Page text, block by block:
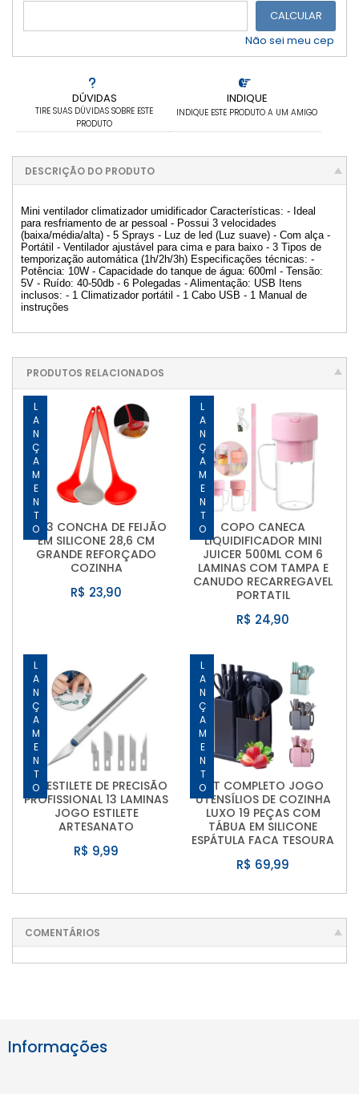
DÚVIDAS
TIRE SUAS DÚVIDAS SOBRE ESTE
PRODUTO
INDIQUE
INDIQUE ESTE PRODUTO A UM AMIGO
CALCULAR
Não sei meu cep
DESCRIÇÃO DO PRODUTO
Mini ventilador climatizador umidificador Características: - Ideal
para resfriamento de ar pessoal - Possui 3 velocidades
(baixa/média/alta) - 5 Sprays - Luz de led (Luz suave) - Com alça -
Portátil - Ventilador ajustável para cima e para baixo - 3 Tipos de
temporização automática (1h/2h/3h) Especificações técnicas: -
Potência: 10W - Capacidade do tanque de água: 600ml - Tensão:
5V - Ruído: 40-50db - 6 Polegadas - Alimentação: USB Itens
inclusos: - 1 Climatizador portátil - 1 Cabo USB - 1 Manual de
instruções
PRODUTOS RELACIONADOS
LANÇAMENTO
KIT 3 CONCHA DE FEIJÃO
EM SILICONE 28,6 CM
GRANDE REFORÇADO
COZINHA
R$ 23,90
LANÇAMENTO
COPO CANECA
LIQUIDIFICADOR MINI
JUICER 500ML COM 6
LAMINAS COM TAMPA E
CANUDO RECARREGAVEL
PORTATIL
R$ 24,90
LANÇAMENTO
KIT ESTILETE DE PRECISÃO
PROFISSIONAL 13 LAMINAS
JOGO ESTILETE
ARTESANATO
R$ 9,99
LANÇAMENTOKIT COMPLETO JOGO
UTENSÍLIOS DE COZINHA
LUXO 19 PEÇAS COM
TÁBUA EM SILICONE
ESPÁTULA FACA TESOURA
R$ 69,99
COMENTÁRIOS
Informações